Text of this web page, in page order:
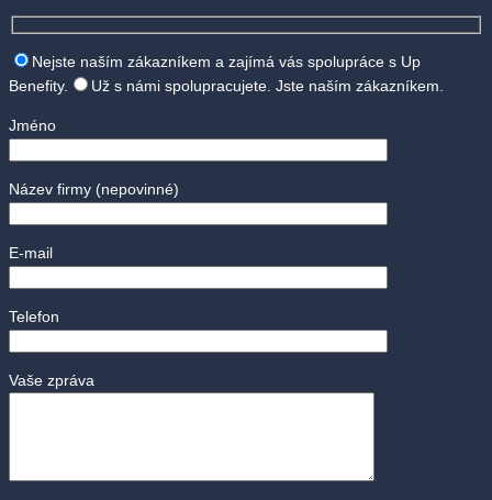
Nejste naším zákazníkem a zajímá vás spolupráce s Up
Benefity.
Už s námi spolupracujete. Jste naším zákazníkem.
Jméno
Název firmy (nepovinné)
E-mail
Telefon
Vaše zpráva